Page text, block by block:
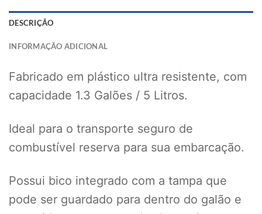
DESCRIÇÃO
INFORMAÇÃO ADICIONAL
Fabricado em plástico ultra resistente, com
capacidade 1.3 Galões / 5 Litros.
Ideal para o transporte seguro de
combustível reserva para sua embarcação.
Possui bico integrado com a tampa que
pode ser guardado para dentro do galão e